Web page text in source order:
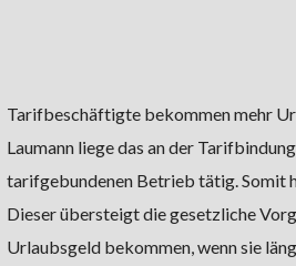
Tarifbeschäftigte bekommen mehr
Laumann liege das an der
tarifgebundenen Betrieb tätig. Somit
Dieser übersteigt die gesetzliche
Urlaubsgeld bekommen, wenn sie